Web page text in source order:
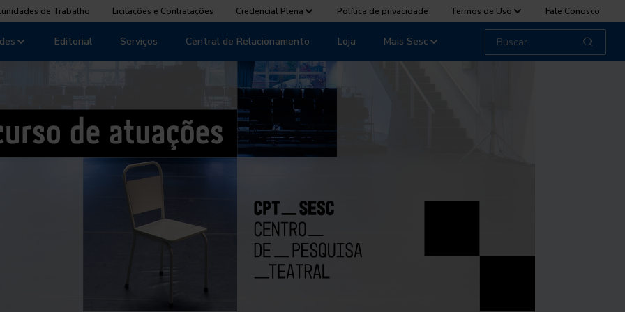
de Trabalho Licitações e Contratações Credencial Plena Política de privacidade Termos de Uso Fale Conosco
Editorial Serviços Central de Relacionamento Loja Mais Sesc